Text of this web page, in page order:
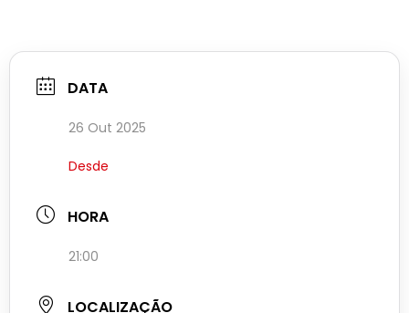
DATA
26 Out 2025
Desde
HORA
21:00
LOCALIZAÇÃO